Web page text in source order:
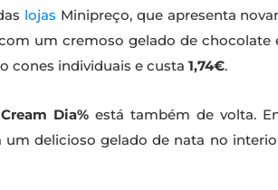
lojas Minipreço, que apresenta
um cremoso gelado de
cones individuais e custa 1,74€.
Dia%está também de volta.
delicioso gelado de nata no